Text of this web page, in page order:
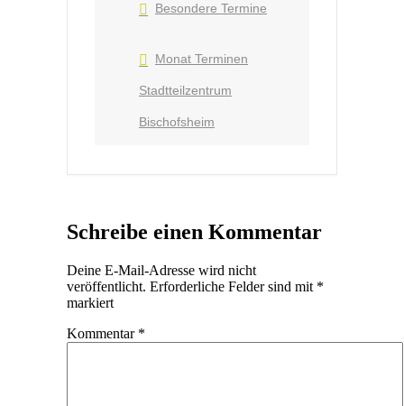
Besondere Termine
Monat Terminen
Stadtteilzentrum
Bischofsheim
Schreibe einen Kommentar
Deine E-Mail-Adresse wird nicht
veröffentlicht. Erforderliche Felder sind mit *
markiert
Kommentar *